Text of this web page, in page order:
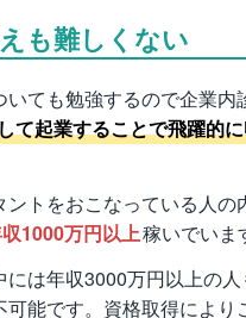
も難しくない
ても勉強するので企業内
て起業することで飛躍的
トをおこなっている人の
1000万円以上稼いでいま
は年収3000万円以上の
能です。資格取得によ